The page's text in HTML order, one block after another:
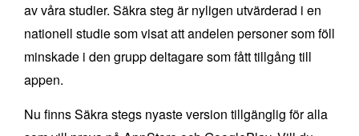
av våra studier. Säkra steg är nyligen utvärderad i en
nationell studie som visat att andelen personer som föll
minskade i den grupp deltagare som fått tillgång till
appen.
Nu finns Säkra stegs nyaste version tillgänglig för alla